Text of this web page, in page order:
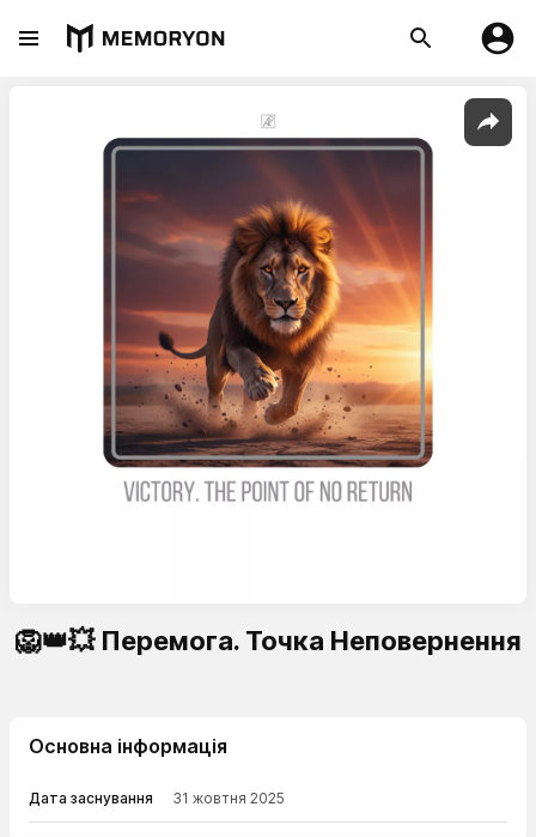
🦁👑💥 Перемога. Точка Неповернення
Основна інформація
Дата заснування 31 жовтня 2025